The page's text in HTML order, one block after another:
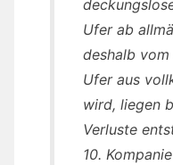
Ufer ab
deshalb
Ufer aus
wird, liegen
Verluste
10.